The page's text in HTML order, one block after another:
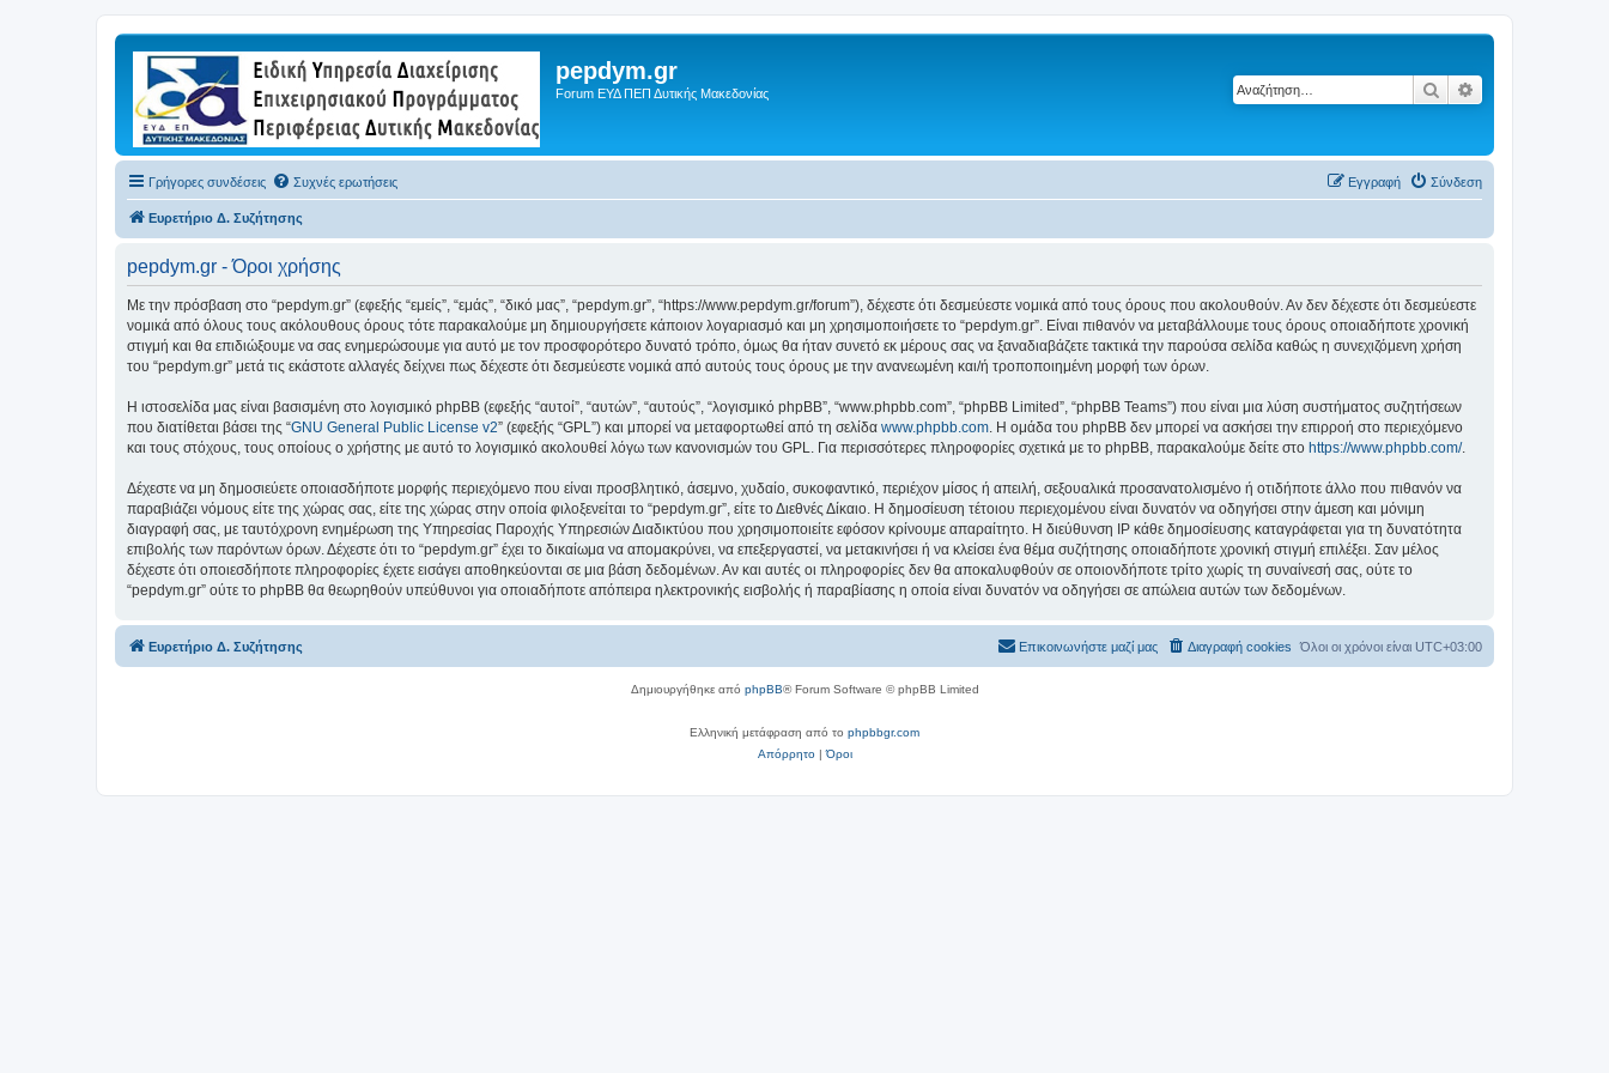
pepdym.gr
Forum ΕΥΔ ΠΕΠ Δυτικής Μακεδονίας Αναζήτηση
Γρήγορες συνδέσεις Συχνές ερωτήσεις Σύνδεση
Εγγραφή
Ευρετήριο Δ. Συζήτησης
pepdym.gr - Όροι χρήσης
Με την πρόσβαση στο “pepdym.gr” (εφεξής “εμείς”, “εμάς”, “δικό μας”, “pepdym.gr”, “https://www.pepdym.gr/forum”), δέχεστε ότι δεσμεύεστε νομικά από τους όρους που ακολουθούν. Αν δεν δέχεστε ότι δεσμεύεστε
νομικά από όλους τους ακόλουθους όρους τότε παρακαλούμε μη δημιουργήσετε κάποιον λογαριασμό και μη χρησιμοποιήσετε το “pepdym.gr”. Είναι πιθανόν να μεταβάλλουμε τους όρους οποιαδήποτε χρονική
στιγμή και θα επιδιώξουμε να σας ενημερώσουμε για αυτό με τον προσφορότερο δυνατό τρόπο, όμως θα ήταν συνετό εκ μέρους σας να ξαναδιαβάζετε τακτικά την παρούσα σελίδα καθώς η συνεχιζόμενη χρήση
του “pepdym.gr” μετά τις εκάστοτε αλλαγές δείχνει πως δέχεστε ότι δεσμεύεστε νομικά από αυτούς τους όρους με την ανανεωμένη και/ή τροποποιημένη μορφή των όρων.
Η ιστοσελίδα μας είναι βασισμένη στο λογισμικό phpBB (εφεξής “αυτοί”, “αυτών”, “αυτούς”, “λογισμικό phpBB”, “www.phpbb.com”, “phpBB Limited”, “phpBB Teams”) που είναι μια λύση συστήματος συζητήσεων
που διατίθεται βάσει της “GNU General Public License v2” (εφεξής “GPL”) και μπορεί να μεταφορτωθεί από τη σελίδα www.phpbb.com. Η ομάδα του phpBB δεν μπορεί να ασκήσει την επιρροή στο περιεχόμενο
και τους στόχους, τους οποίους ο χρήστης με αυτό το λογισμικό ακολουθεί λόγω των κανονισμών του GPL. Για περισσότερες πληροφορίες σχετικά με το phpBB, παρακαλούμε δείτε στο https://www.phpbb.com/.
Δέχεστε να μη δημοσιεύετε οποιασδήποτε μορφής περιεχόμενο που είναι προσβλητικό, άσεμνο, χυδαίο, συκοφαντικό, περιέχον μίσος ή απειλή, σεξουαλικά προσανατολισμένο ή οτιδήποτε άλλο που πιθανόν να
παραβιάζει νόμους είτε της χώρας σας, είτε της χώρας στην οποία φιλοξενείται το “pepdym.gr”, είτε το Διεθνές Δίκαιο. Η δημοσίευση τέτοιου περιεχομένου είναι δυνατόν να οδηγήσει στην άμεση και μόνιμη
διαγραφή σας, με ταυτόχρονη ενημέρωση της Υπηρεσίας Παροχής Υπηρεσιών Διαδικτύου που χρησιμοποιείτε εφόσον κρίνουμε απαραίτητο. Η διεύθυνση IP κάθε δημοσίευσης καταγράφεται για τη δυνατότητα
επιβολής των παρόντων όρων. Δέχεστε ότι το “pepdym.gr” έχει το δικαίωμα να απομακρύνει, να επεξεργαστεί, να μετακινήσει ή να κλείσει ένα θέμα συζήτησης οποιαδήποτε χρονική στιγμή επιλέξει. Σαν μέλος
δέχεστε ότι οποιεσδήποτε πληροφορίες έχετε εισάγει αποθηκεύονται σε μια βάση δεδομένων. Αν και αυτές οι πληροφορίες δεν θα αποκαλυφθούν σε οποιονδήποτε τρίτο χωρίς τη συναίνεσή σας, ούτε το
“pepdym.gr” ούτε το phpBB θα θεωρηθούν υπεύθυνοι για οποιαδήποτε απόπειρα ηλεκτρονικής εισβολής ή παραβίασης η οποία είναι δυνατόν να οδηγήσει σε απώλεια αυτών των δεδομένων.
Ευρετήριο Δ. Συζήτησης Όλοι οι χρόνοι είναι UTC+03:00
Διαγραφή cookies
Επικοινωνήστε μαζί μας
Δημιουργήθηκε από phpBB® Forum Software © phpBB Limited
Ελληνική μετάφραση από το phpbbgr.com
Απόρρητο|Όροι